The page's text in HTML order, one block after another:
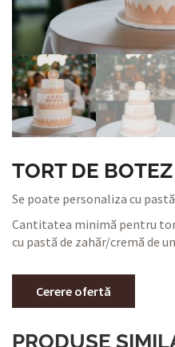
TORT DE
Se poate personaliza cu
Cantitatea minimă pentru
cu pastă de zahăr/cremă de
Cerere ofertă
PRODUSE